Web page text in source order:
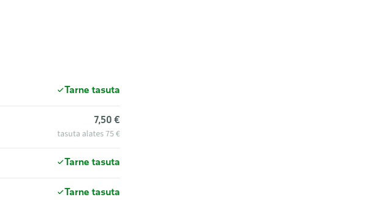
Tarne tasuta
7,50 €
tasuta alates 75 €
Tarne tasuta
Tarne tasuta